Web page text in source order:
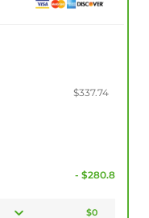
$337.74
- $280.8
$0